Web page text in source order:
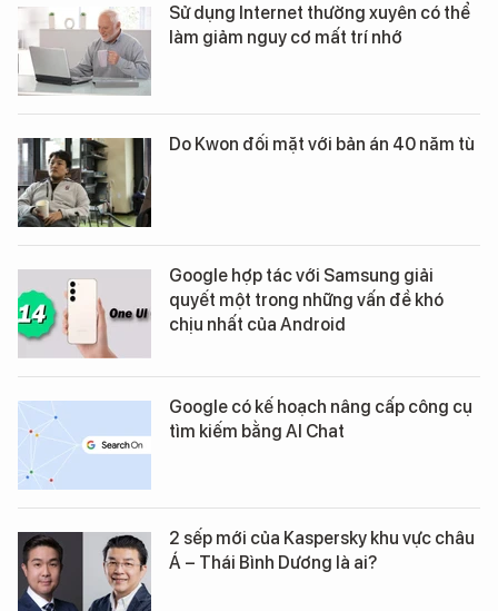
Sử dụng Internet thường xuyên có thể
làm giảm nguy cơ mất trí nhớ
Do Kwon đối mặt với bản án 40 năm tù
Google hợp tác với Samsung giải
quyết một trong những vấn đề khó
chịu nhất của Android
Google có kế hoạch nâng cấp công cụ
tìm kiếm bằng AI Chat
2 sếp mới của Kaspersky khu vực châu
Á – Thái Bình Dương là ai?